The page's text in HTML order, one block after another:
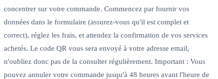
concentrer sur votre commande. Commencez par fournir vos
données dans le formulaire (assurez-vous qu'il est complet et
correct), réglez les frais, et attendez la confirmation de vos services
achetés. Le code QR vous sera envoyé à votre adresse email,
n'oubliez donc pas de la consulter régulièrement. Important : Vous
pouvez annuler votre commande jusqu'à 48 heures avant l'heure de